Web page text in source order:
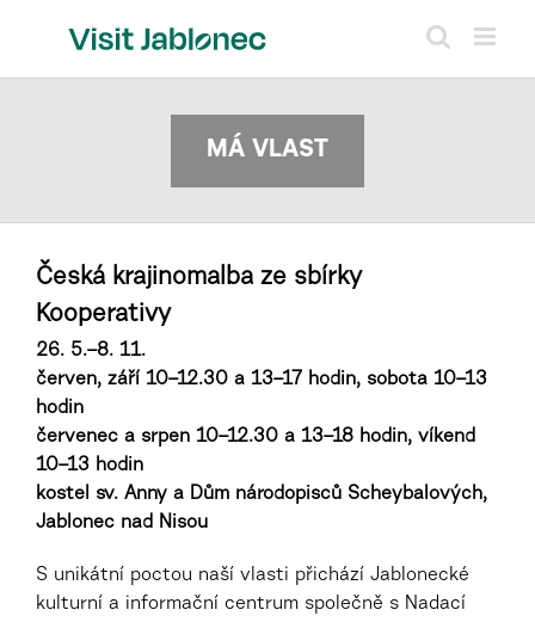
MÁ VLAST
Česká krajinomalba ze sbírky
Kooperativy
26. 5.–8. 11.
červen, září 10–12.30 a 13–17 hodin, sobota 10–13
hodin
červenec a srpen 10–12.30 a 13–18 hodin, víkend
10–13 hodin
kostel sv. Anny a Dům národopisců Scheybalových,
Jablonec nad Nisou
S unikátní poctou naší vlasti přichází Jablonecké
kulturní a informační centrum společně s Nadací